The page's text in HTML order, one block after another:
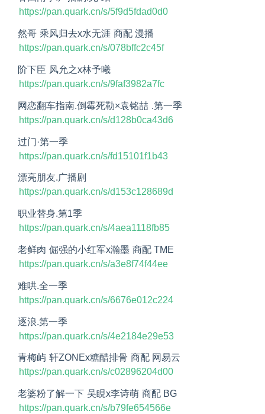
https://pan.quark.cn/s/5f9d5fdad0d0
然哥 乘风归去x水无涯 商配 漫播
https://pan.quark.cn/s/078bffc2c45f
阶下臣 风允之x林予曦
https://pan.quark.cn/s/9faf3982a7fc
网恋翻车指南.倒霉死勒×袁铭喆 .第一季
https://pan.quark.cn/s/d128b0ca43d6
过门·第一季
https://pan.quark.cn/s/fd15101f1b43
漂亮朋友.广播剧
https://pan.quark.cn/s/d153c128689d
职业替身.第1季
https://pan.quark.cn/s/4aea1118fb85
老鲜肉 倔强的小红军x瀚墨 商配 TME
https://pan.quark.cn/s/a3e8f74f44ee
难哄.全一季
https://pan.quark.cn/s/6676e012c224
逐浪.第一季
https://pan.quark.cn/s/4e2184e29e53
青梅屿 轩ZONEx糖醋排骨 商配 网易云
https://pan.quark.cn/s/c02896204d00
老婆粉了解一下 吴睍x李诗萌 商配 BG
https://pan.quark.cn/s/b79fe654566e